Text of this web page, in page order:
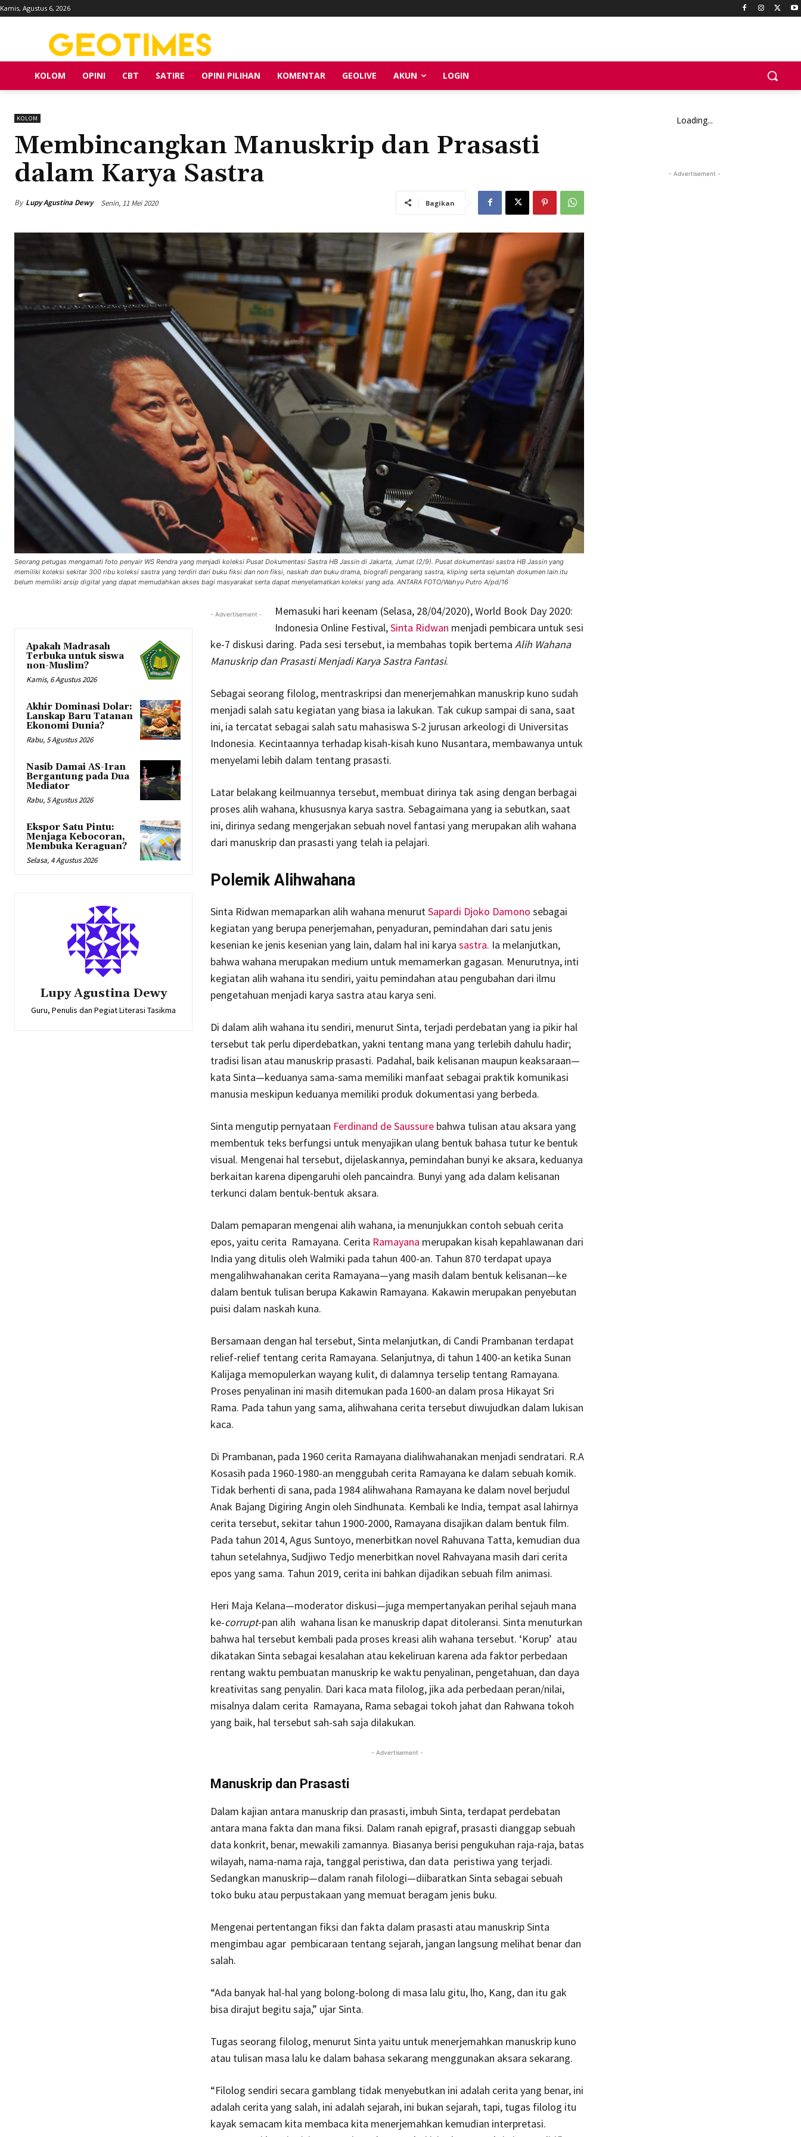
Kamis, Agustus 6, 2026
KOLOM OPINI CBT SATIRE OPINI PILIHAN KOMENTAR GEOLIVE AKUN LOGIN
KOLOM
Membincangkan Manuskrip dan Prasasti
dalam Karya Sastra
By Lupy Agustina Dewy Senin, 11 Mei 2020 Bagikan
Seorang petugas mengamati foto penyair WS Rendra yang menjadi koleksi Pusat Dokumentasi Sastra HB Jassin di Jakarta, Jumat (2/9). Pusat dokumentasi sastra HB Jassin yang
memiliki koleksi sekitar 300 ribu koleksi sastra yang terdiri dari buku fiksi dan non fiksi, naskah dan buku drama, biografi pengarang sastra, kliping serta sejumlah dokumen lain itu
belum memiliki arsip digital yang dapat memudahkan akses bagi masyarakat serta dapat menyelamatkan koleksi yang ada. ANTARA FOTO/Wahyu Putro A/pd/16
Apakah Madrasah
Terbuka untuk siswa
non-Muslim?
Kamis, 6 Agustus 2026
Akhir Dominasi Dolar:
Lanskap Baru Tatanan
Ekonomi Dunia?
Rabu, 5 Agustus 2026
Nasib Damai AS-Iran
Bergantung pada Dua
Mediator
Rabu, 5 Agustus 2026
Ekspor Satu Pintu:
Menjaga Kebocoran,
Membuka Keraguan?
Selasa, 4 Agustus 2026
Lupy Agustina Dewy
Guru, Penulis dan Pegiat Literasi Tasikma
- Advertisement -
Memasuki hari keenam (Selasa, 28/04/2020), World Book Day 2020:
Indonesia Online Festival,Sinta Ridwan menjadi pembicara untuk sesi
ke-7 diskusi daring. Pada sesi tersebut, ia membahas topik bertema Alih Wahana
Manuskrip dan Prasasti Menjadi Karya Sastra Fantasi.
Sebagai seorang filolog, mentraskripsi dan menerjemahkan manuskrip kuno sudah
menjadi salah satu kegiatan yang biasa ia lakukan. Tak cukup sampai di sana, saat
ini, ia tercatat sebagai salah satu mahasiswa S-2 jurusan arkeologi di Universitas
Indonesia. Kecintaannya terhadap kisah-kisah kuno Nusantara, membawanya untuk
menyelami lebih dalam tentang prasasti.
Latar belakang keilmuannya tersebut, membuat dirinya tak asing dengan berbagai
proses alih wahana, khususnya karya sastra. Sebagaimana yang ia sebutkan, saat
ini, dirinya sedang mengerjakan sebuah novel fantasi yang merupakan alih wahana
dari manuskrip dan prasasti yang telah ia pelajari.
Polemik Alihwahana
Sinta Ridwan memaparkan alih wahana menurutSapardi Djoko Damono sebagai
kegiatan yang berupa penerjemahan, penyaduran, pemindahan dari satu jenis
kesenian ke jenis kesenian yang lain, dalam hal ini karya sastra. Ia melanjutkan,
bahwa wahana merupakan medium untuk memamerkan gagasan. Menurutnya, inti
kegiatan alih wahana itu sendiri, yaitu pemindahan atau pengubahan dari ilmu
pengetahuan menjadi karya sastra atau karya seni.
Di dalam alih wahana itu sendiri, menurut Sinta, terjadi perdebatan yang ia pikir hal
tersebut tak perlu diperdebatkan, yakni tentang mana yang terlebih dahulu hadir;
tradisi lisan atau manuskrip prasasti. Padahal, baik kelisanan maupun keaksaraan—
kata Sinta—keduanya sama-sama memiliki manfaat sebagai praktik komunikasi
manusia meskipun keduanya memiliki produk dokumentasi yang berbeda.
Sinta mengutip pernyataan Ferdinand de Saussurebahwa tulisan atau aksara yang
membentuk teks berfungsi untuk menyajikan ulang bentuk bahasa tutur ke bentuk
visual. Mengenai hal tersebut, dijelaskannya, pemindahan bunyi ke aksara, keduanya
berkaitan karena dipengaruhi oleh pancaindra. Bunyi yang ada dalam kelisanan
terkunci dalam bentuk-bentuk aksara.
Dalam pemaparan mengenai alih wahana, ia menunjukkan contoh sebuah cerita
epos, yaitu cerita Ramayana. Cerita Ramayana merupakan kisah kepahlawanan dari
India yang ditulis oleh Walmiki pada tahun 400-an. Tahun 870 terdapat upaya
mengalihwahanakan cerita Ramayana—yang masih dalam bentuk kelisanan—ke
dalam bentuk tulisan berupa Kakawin Ramayana. Kakawin merupakan penyebutan
puisi dalam naskah kuna.
Bersamaan dengan hal tersebut, Sinta melanjutkan, di Candi Prambanan terdapat
relief-relief tentang cerita Ramayana. Selanjutnya, di tahun 1400-an ketika Sunan
Kalijaga memopulerkan wayang kulit, di dalamnya terselip tentang Ramayana.
Proses penyalinan ini masih ditemukan pada 1600-an dalam prosa Hikayat Sri
Rama. Pada tahun yang sama, alihwahana cerita tersebut diwujudkan dalam lukisan
kaca.
Di Prambanan, pada 1960 cerita Ramayana dialihwahanakan menjadi sendratari. R.A
Kosasih pada 1960-1980-an menggubah cerita Ramayana ke dalam sebuah komik.
Tidak berhenti di sana, pada 1984 alihwahana Ramayana ke dalam novel berjudul
Anak Bajang Digiring Angin oleh Sindhunata. Kembali ke India, tempat asal lahirnya
cerita tersebut, sekitar tahun 1900-2000, Ramayana disajikan dalam bentuk film.
Pada tahun 2014, Agus Suntoyo, menerbitkan novel Rahuvana Tatta, kemudian dua
tahun setelahnya, Sudjiwo Tedjo menerbitkan novel Rahvayana masih dari cerita
epos yang sama. Tahun 2019, cerita ini bahkan dijadikan sebuah film animasi.
Heri Maja Kelana—moderator diskusi—juga mempertanyakan perihal sejauh mana
ke-corrupt-pan alih wahana lisan ke manuskrip dapat ditoleransi. Sinta menuturkan
bahwa hal tersebut kembali pada proses kreasi alih wahana tersebut. ‘Korup’ atau
dikatakan Sinta sebagai kesalahan atau kekeliruan karena ada faktor perbedaan
rentang waktu pembuatan manuskrip ke waktu penyalinan, pengetahuan, dan daya
kreativitas sang penyalin. Dari kaca mata filolog, jika ada perbedaan peran/nilai,
misalnya dalam cerita Ramayana, Rama sebagai tokoh jahat dan Rahwana tokoh
yang baik, hal tersebut sah-sah saja dilakukan.
- Advertisement -
Manuskrip dan Prasasti
Dalam kajian antara manuskrip dan prasasti, imbuh Sinta, terdapat perdebatan
antara mana fakta dan mana fiksi. Dalam ranah epigraf, prasasti dianggap sebuah
data konkrit, benar, mewakili zamannya. Biasanya berisi pengukuhan raja-raja, batas
wilayah, nama-nama raja, tanggal peristiwa, dan data peristiwa yang terjadi.
Sedangkan manuskrip—dalam ranah filologi—diibaratkan Sinta sebagai sebuah
toko buku atau perpustakaan yang memuat beragam jenis buku.
Mengenai pertentangan fiksi dan fakta dalam prasasti atau manuskrip Sinta
mengimbau agar pembicaraan tentang sejarah, jangan langsung melihat benar dan
salah.
“Ada banyak hal-hal yang bolong-bolong di masa lalu gitu, lho, Kang, dan itu gak
bisa dirajut begitu saja,” ujar Sinta.
Tugas seorang filolog, menurut Sinta yaitu untuk menerjemahkan manuskrip kuno
atau tulisan masa lalu ke dalam bahasa sekarang menggunakan aksara sekarang.
“Filolog sendiri secara gamblang tidak menyebutkan ini adalah cerita yang benar, ini
adalah cerita yang salah, ini adalah sejarah, ini bukan sejarah, tapi, tugas filolog itu
kayak semacam kita membaca kita menerjemahkan kemudian interpretasi.
Loading...
- Advertisement -